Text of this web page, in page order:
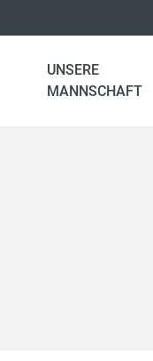
UNSERE
MANNSCHAFT